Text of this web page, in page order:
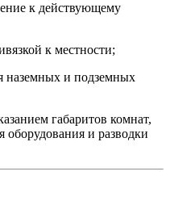
к действующему
к местности;
наземных и подземных
габаритов комнат,
оборудования и разводки